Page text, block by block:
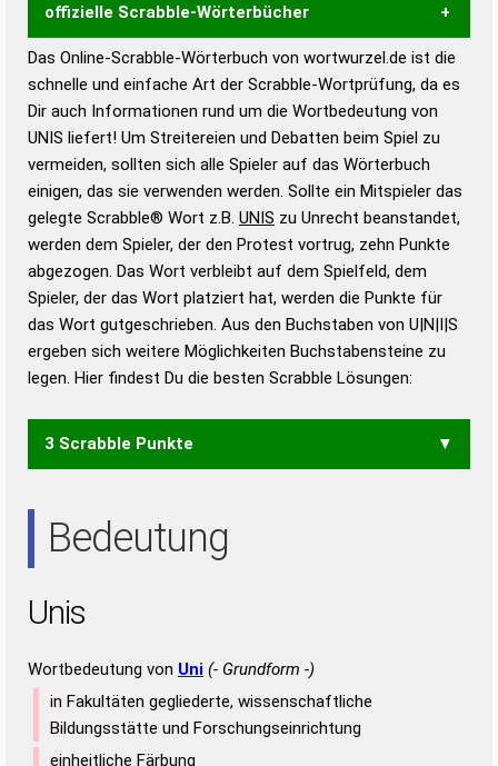
offizielle Scrabble-Wörterbücher
Wortwurzel liefert mit Hilfe eines semantischen
Wortanalyse-Algorithmus gute Anhaltspunkte zu
Wortbedeutung, Worttrennung und Wortform, um die
Gültigkeit eines Wortes für das Scrabble-Spiel zu
bestimmen!
zugelassene Turnier Scrabble-
Wörterbücher sind:
Duden – Standardwerk in 12 Bänden
Duden – Richtiges und gutes
Deutsch
Duden – Die deutsche Grammatik
Duden – Deutsches
Universalwörterbuch
Das Online-Scrabble-Wörterbuch von wortwurzel.de ist die
schnelle und einfache Art der Scrabble-Wortprüfung, da es
Dir auch Informationen rund um die Wortbedeutung von
UNIS liefert! Um Streitereien und Debatten beim Spiel zu
vermeiden, sollten sich alle Spieler auf das Wörterbuch
einigen, das sie verwenden werden. Sollte ein Mitspieler das
gelegte Scrabble® Wort z.B. UNIS zu Unrecht beanstandet,
werden dem Spieler, der den Protest vortrug, zehn Punkte
abgezogen. Das Wort verbleibt auf dem Spielfeld, dem
Spieler, der das Wort platziert hat, werden die Punkte für
das Wort gutgeschrieben. Aus den Buchstaben von U|N|I|S
ergeben sich weitere Möglichkeiten Buchstabensteine zu
legen. Hier findest Du die besten Scrabble Lösungen:
3 Scrabble Punkte
Bedeutung
Unis
Wortbedeutung von Uni (- Grundform -)
in Fakultäten gegliederte, wissenschaftliche
Bildungsstätte und Forschungseinrichtung
einheitliche Färbung